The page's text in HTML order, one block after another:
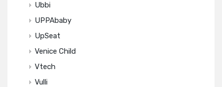
Ubbi
UPPAbaby
UpSeat
Venice Child
Vtech
Vulli